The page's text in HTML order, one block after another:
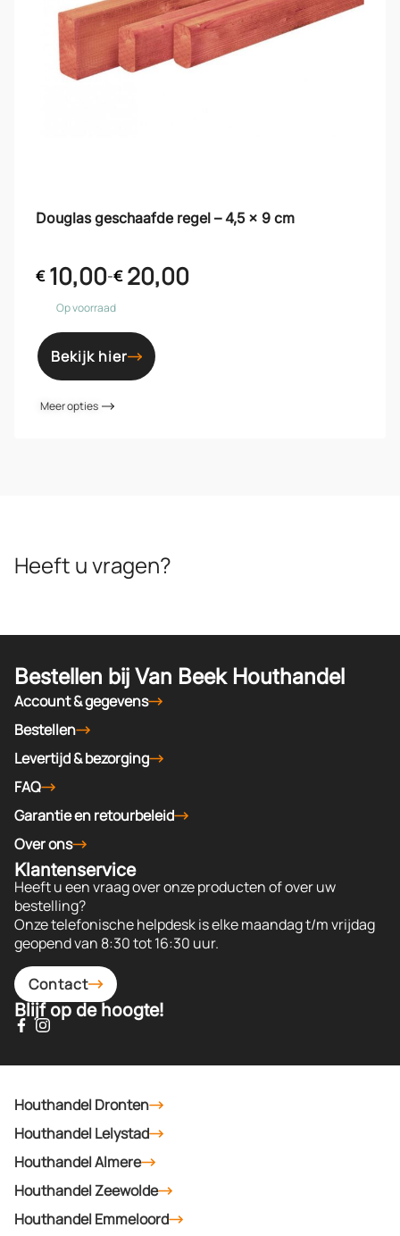
Douglas geschaafde regel – 4,5 x 9 cm
€10,00-€20,00
Op voorraad
Bekijk hier
Meer opties
Heeft u vragen?
Bestellen bij Van Beek Houthandel
Account & gegevens
Bestellen
Levertijd & bezorging
FAQ
Garantie en retourbeleid
Over ons
Klantenservice
Heeft u een vraag over onze producten of over uw
bestelling?
Onze telefonische helpdesk is elke maandag t/m vrijdag
geopend van 8:30 tot 16:30 uur.
Contact
Blijf op de hoogte!
Houthandel Dronten
Houthandel Lelystad
Houthandel Almere
Houthandel Zeewolde
Houthandel Emmeloord